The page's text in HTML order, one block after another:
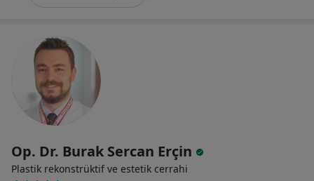
Op. Dr. Burak Sercan Erçin
Plastik rekonstrüktif ve estetik cerrahi